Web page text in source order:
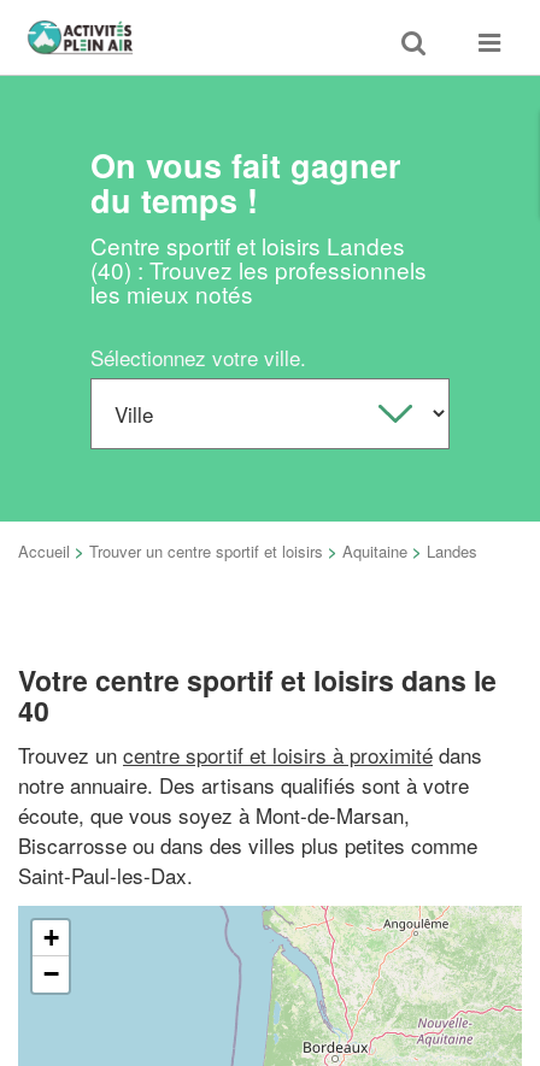
Toggle
search
Toggle
On vous fait gagner
du temps !
Centre sportif et loisirs Landes
(40) : Trouvez les professionnels
les mieux notés
Sélectionnez votre ville.
Accueil > Trouver un centre sportif et loisirs > Aquitaine > Landes
Votre centre sportif et loisirs dans le
40
Trouvez un centre sportif et loisirs à proximité dans
notre annuaire. Des artisans qualifiés sont à votre
écoute, que vous soyez à Mont-de-Marsan,
Biscarrosse ou dans des villes plus petites comme
Saint-Paul-les-Dax.
+
−